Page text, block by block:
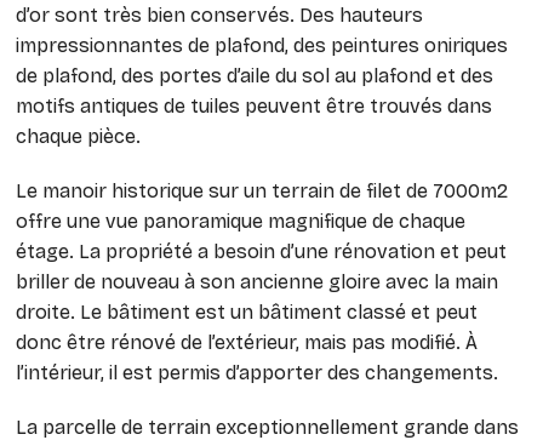
d’or sont très bien conservés. Des hauteurs
impressionnantes de plafond, des peintures oniriques
de plafond, des portes d’aile du sol au plafond et des
motifs antiques de tuiles peuvent être trouvés dans
chaque pièce.
Le manoir historique sur un terrain de filet de 7000m2
offre une vue panoramique magnifique de chaque
étage. La propriété a besoin d’une rénovation et peut
briller de nouveau à son ancienne gloire avec la main
droite. Le bâtiment est un bâtiment classé et peut
donc être rénové de l’extérieur, mais pas modifié. À
l’intérieur, il est permis d’apporter des changements.
La parcelle de terrain exceptionnellement grande dans